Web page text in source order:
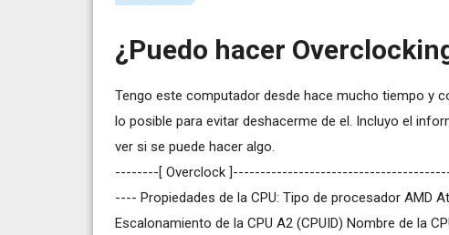
¿Puedo hacer
Tengo este computador desde hace mucho tiempo y
lo posible para evitar deshacerme de el. Incluyo el
ver si se puede hacer algo.
--------[ Overclock
---- Propiedades de la CPU: Tipo de procesador AMD
Escalonamiento de la CPU A2 (CPUID) Nombre de la